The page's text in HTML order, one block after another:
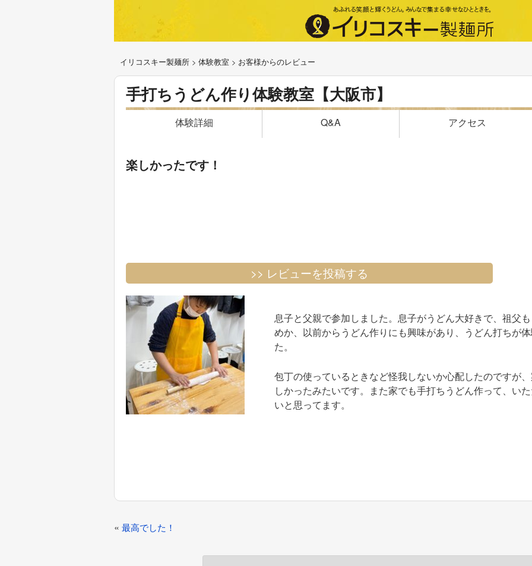
イリコスキー製麺所 > 体験教室 > お客様からのレビュー
手打ちうどん作り体験教室【大阪市】
体験詳細 Q&A アクセス
楽しかったです！
>> レビューを投稿する
息子と父親で参加しました。息子がうどん大好きで、祖父
めか、以前からうどん作りにも興味があり、うどん打ちが
た。
包丁の使っているときなど怪我しないか心配したのですが
しかったみたいです。また家でも手打ちうどん作って、い
いと思ってます。
投
« 最高でした！